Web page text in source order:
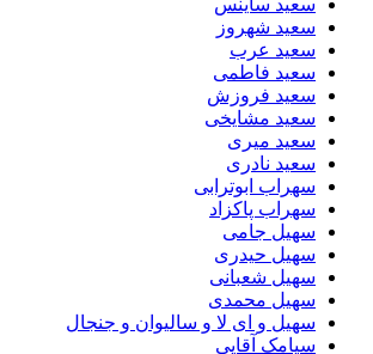
سعید ساینس
سعید شهروز
سعید عرب
سعید فاطمی
سعید فروزش
سعید مشایخی
سعید میری
سعید نادری
سهراب ابوترابی
سهراب پاکزاد
سهیل جامی
سهیل حیدری
سهیل شعبانی
سهیل محمدی
سهیل و ای لا و سالیوان و جنجال
سیامک آقایی